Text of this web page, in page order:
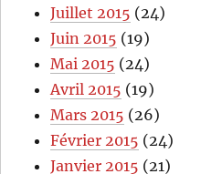
Juillet 2015 (24)
Juin 2015 (19)
Mai 2015 (24)
Avril 2015 (19)
Mars 2015 (26)
Février 2015 (24)
Janvier 2015 (21)